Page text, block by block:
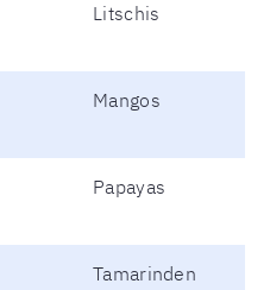
Litschis
Mangos
Papayas
Tamarinden